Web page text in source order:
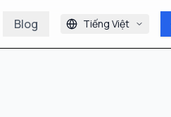
Blog Tiếng Việt